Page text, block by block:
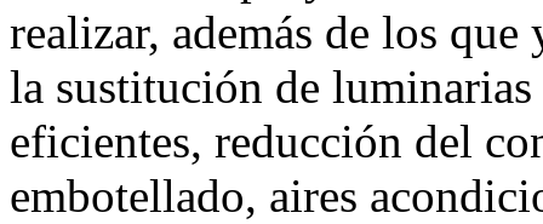
realizar, además de los
la sustitución de
eficientes, reducción del
embotellado, aires